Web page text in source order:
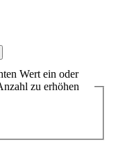
Wert ein oder
zu erhöhen